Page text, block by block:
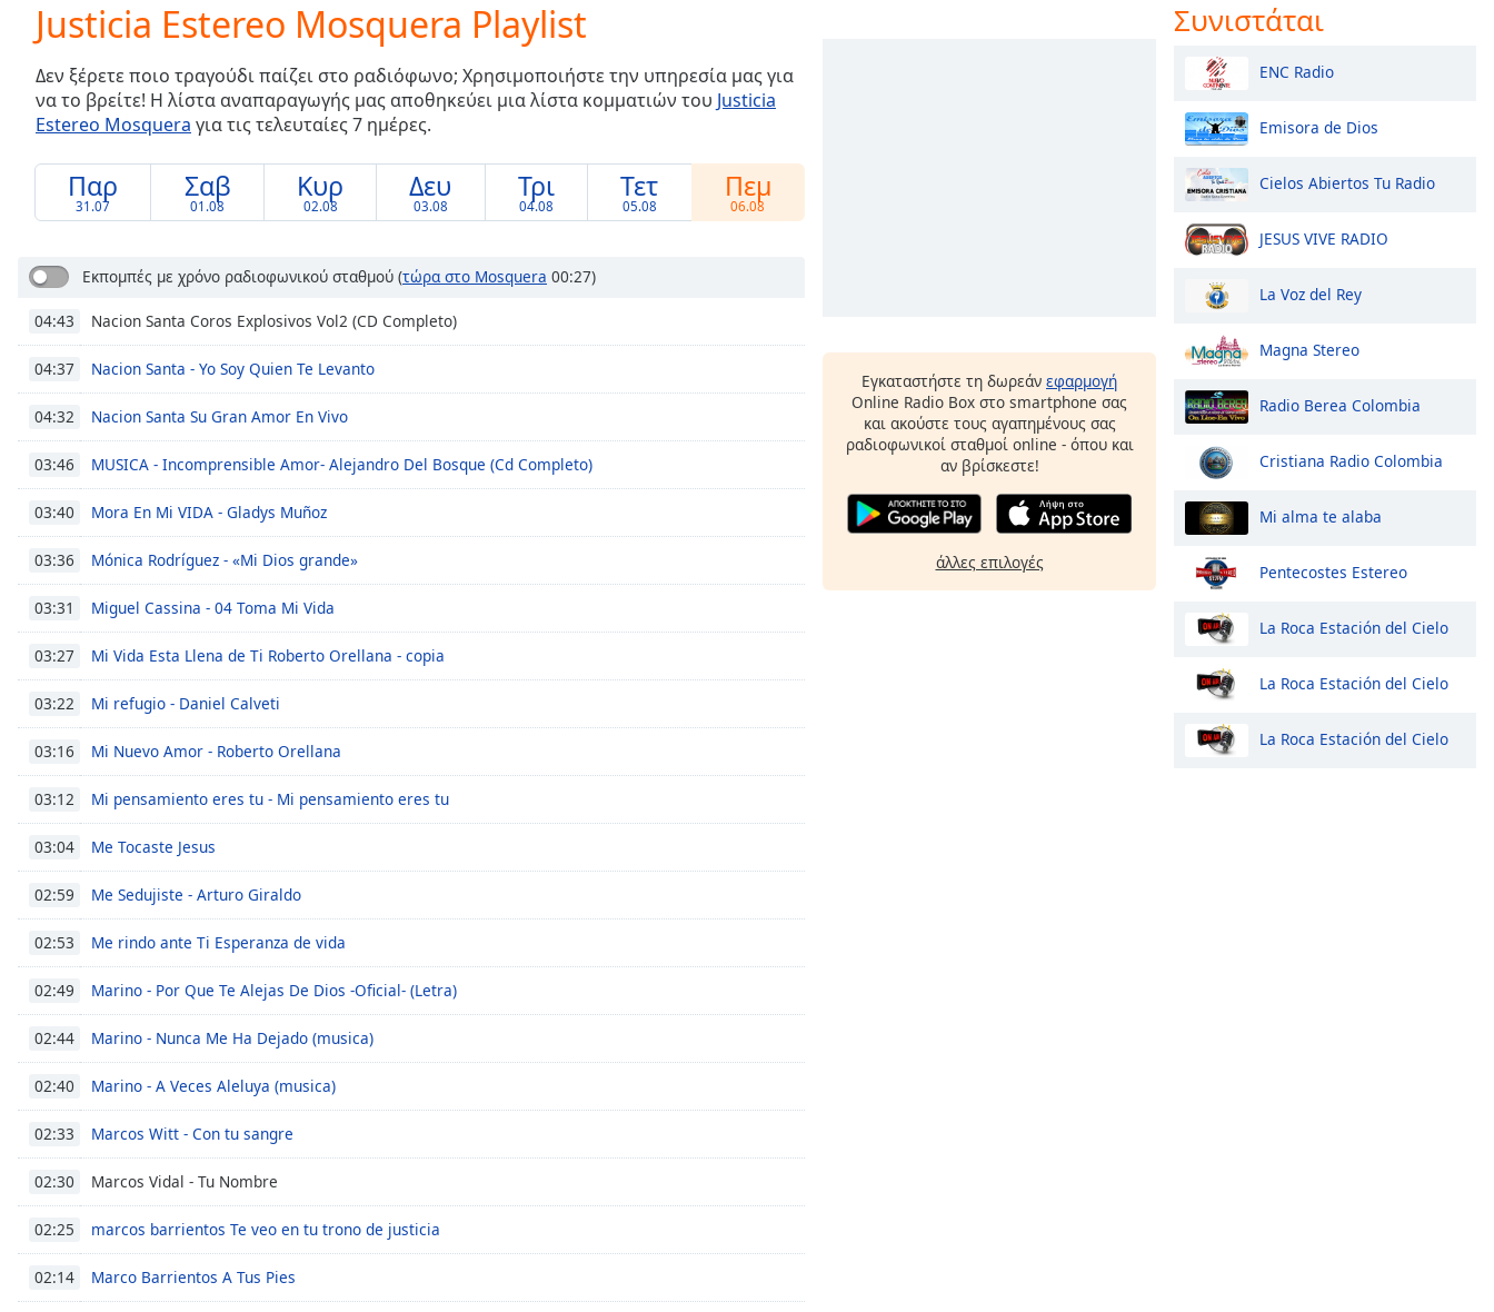
Current
Time 0:00
Duration-:-
Loaded:
0.00%
LIVE
currently
behind
Remaining
Time-
Playback
Rate
Chapters
Descriptions
descriptions
off,
selected
Subtitles
settings ,
subtitles
dialog
subtitles
off,
selected
Picture-
in-
Fullscreen
modal
Beginning
Justicia Estereo Mosquera Playlist
Δεν ξέρετε ποιο τραγούδι παίζει στο ραδιόφωνο; Χρησιμοποιήστε την υπηρεσία μας για
να το βρείτε! Η λίστα αναπαραγωγής μας αποθηκεύει μια λίστα κομματιών του Justicia
Estereo Mosquera για τις τελευταίες 7 ημέρες.
Παρ
31.07
Σαβ
01.08
Κυρ
02.08
Δευ
03.08
Τρι
04.08
Τετ
05.08
Πεμ
06.08
Εκπομπές με χρόνο ραδιοφωνικού σταθμού (τώρα στο Mosquera 00:27)
04:43 Nacion Santa Coros Explosivos Vol2 (CD Completo)
04:37 Nacion Santa - Yo Soy Quien Te Levanto
04:32 Nacion Santa Su Gran Amor En Vivo
03:46 MUSICA - Incomprensible Amor- Alejandro Del Bosque (Cd Completo)
03:40 Mora En Mi VIDA - Gladys Muñoz
03:36 Mónica Rodríguez - «Mi Dios grande»
03:31 Miguel Cassina - 04 Toma Mi Vida
03:27 Mi Vida Esta Llena de Ti Roberto Orellana - copia
03:22 Mi refugio - Daniel Calveti
03:16 Mi Nuevo Amor - Roberto Orellana
03:12 Mi pensamiento eres tu - Mi pensamiento eres tu
03:04 Me Tocaste Jesus
02:59 Me Sedujiste - Arturo Giraldo
02:53 Me rindo ante Ti Esperanza de vida
02:49 Marino - Por Que Te Alejas De Dios -Oficial- (Letra)
02:44 Marino - Nunca Me Ha Dejado (musica)
02:40 Marino - A Veces Aleluya (musica)
02:33 Marcos Witt - Con tu sangre
02:30 Marcos Vidal - Tu Nombre
02:25 marcos barrientos Te veo en tu trono de justicia
02:14 Marco Barrientos A Tus Pies
Εγκαταστήστε τη δωρεάν εφαρμογή
Online Radio Box στο smartphone σας
και ακούστε τους αγαπημένους σας
ραδιοφωνικοί σταθμοί online - όπου και
αν βρίσκεστε!
άλλες επιλογές
Συνιστάται
ENC Radio
Emisora de Dios
Cielos Abiertos Tu Radio
JESUS VIVE RADIO
La Voz del Rey
Magna Stereo
Radio Berea Colombia
Cristiana Radio Colombia
Mi alma te alaba
Pentecostes Estereo
La Roca Estación del Cielo
La Roca Estación del Cielo
La Roca Estación del Cielo